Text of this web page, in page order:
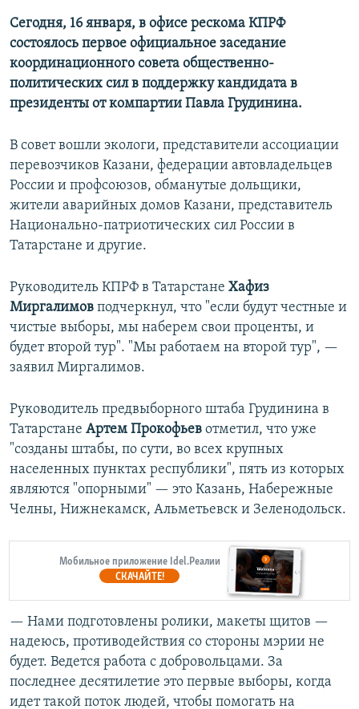
Все сайты РСЕ/РС
Сегодня, 16 января, в офисе рескома КПРФ
состоялось первое официальное заседание
координационного совета общественно-
политических сил в поддержку кандидата в
президенты от компартии Павла Грудинина.
В совет вошли экологи, представители ассоциации
перевозчиков Казани, федерации автовладельцев
России и профсоюзов, обманутые дольщики,
жители аварийных домов Казани, представитель
Национально-патриотических сил России в
Татарстане и другие.
Руководитель КПРФ в Татарстане Хафиз
Миргалимов подчеркнул, что "если будут честные и
чистые выборы, мы наберем свои проценты, и
будет второй тур". "Мы работаем на второй тур", —
заявил Миргалимов.
Руководитель предвыборного штаба Грудинина в
Татарстане Артем Прокофьев отметил, что уже
"созданы штабы, по сути, во всех крупных
населенных пунктах республики", пять из которых
являются "опорными" — это Казань, Набережные
Челны, Нижнекамск, Альметьевск и Зеленодольск.
Мобильное приложение Idel.Реалии
СКАЧАЙТЕ!
— Нами подготовлены ролики, макеты щитов —
надеюсь, противодействия со стороны мэрии не
будет. Ведется работа с добровольцами. За
последнее десятилетие это первые выборы, когда
идет такой поток людей, чтобы помогать на